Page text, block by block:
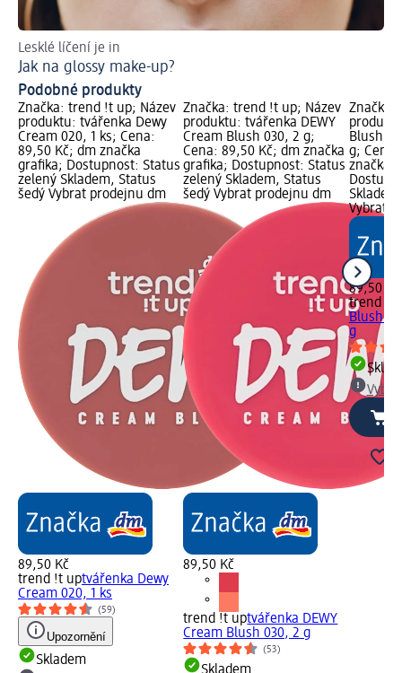
Lesklé líčení je in
Jak na glossy make-up?
Podobné produkty
Značka: trend !t up; Název
produktu: tvářenka Dewy
Cream 020, 1 ks; Cena:
89,50 Kč; dm značka
grafika; Dostupnost: Status
zelený Skladem, Status
šedý Vybrat prodejnu dm
89,50 Kč
trend !t uptvářenka Dewy
Cream 020, 1 ks
(59)
Upozornění
Skladem
Značka: trend !t up; Název
produktu: tvářenka DEWY
Cream Blush 030, 2 g;
Cena: 89,50 Kč; dm značka
grafika; Dostupnost: Status
zelený Skladem, Status
šedý Vybrat prodejnu dm
89,50 Kč
trend !t uptvářenka DEWY
Cream Blush 030, 2 g
(53)
Značka:
Blush
g;
značka
Vybrat
89,50 Kč
trend !t
Blush
g